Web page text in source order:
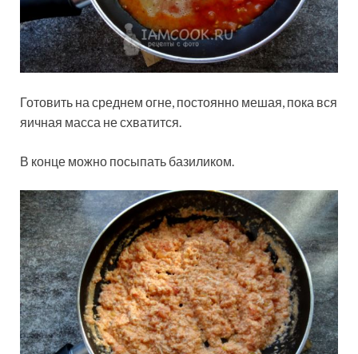
Готовить на среднем огне, постоянно мешая, пока вся
яичная масса не схватится.
В конце можно посыпать базиликом.